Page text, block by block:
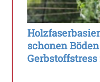
schonen